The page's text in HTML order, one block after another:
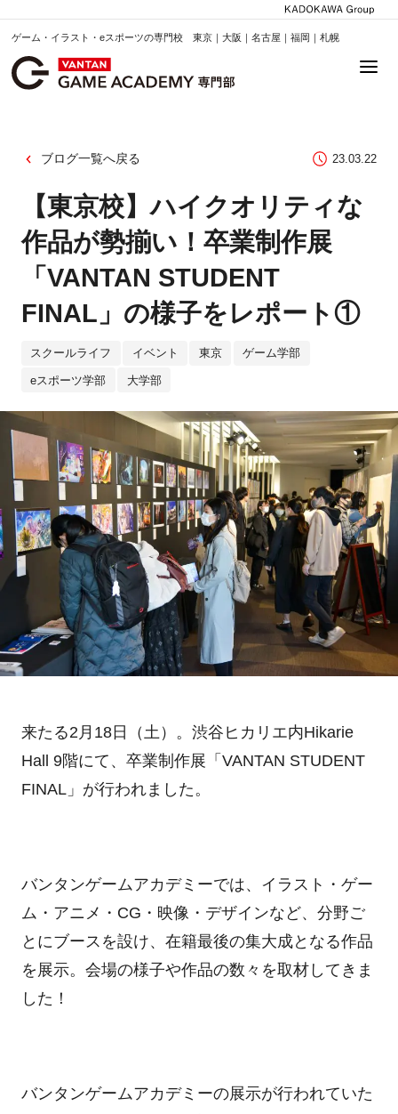
ゲーム・イラスト・eスポーツの専門校 東京｜大阪｜名古屋｜福岡｜札幌
ブログ一覧へ戻る 23.03.22
【東京校】ハイクオリティな
作品が勢揃い！卒業制作展
「VANTAN STUDENT
FINAL」の様子をレポート①
スクールライフ イベント 東京 ゲーム学部
eスポーツ学部 大学部
来たる2月18日（土）。渋谷ヒカリエ内Hikarie
Hall 9階にて、卒業制作展「VANTAN STUDENT
FINAL」が行われました。
バンタンゲームアカデミーでは、イラスト・ゲー
ム・アニメ・CG・映像・デザインなど、分野ご
とにブースを設け、在籍最後の集大成となる作品
を展示。会場の様子や作品の数々を取材してきま
した！
バンタンゲームアカデミーの展示が行われていた